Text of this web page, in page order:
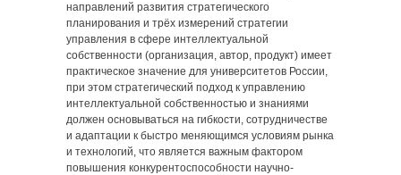
направлений развития стратегического
планирования и трёх измерений стратегии
управления в сфере интеллектуальной
собственности (организация, автор, продукт) имеет
практическое значение для университетов России,
при этом стратегический подход к управлению
интеллектуальной собственностью и знаниями
должен основываться на гибкости, сотрудничестве
и адаптации к быстро меняющимся условиям рынка
и технологий, что является важным фактором
повышения конкурентоспособности научно-